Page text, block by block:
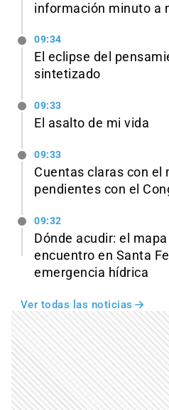
información minuto a
09:34
El eclipse del
sintetizado
09:33
El asalto de mi vida
09:33
Cuentas claras con el
pendientes con el
09:32
Dónde acudir: el
encuentro en Santa
emergencia hídrica
Ver todas las noticias